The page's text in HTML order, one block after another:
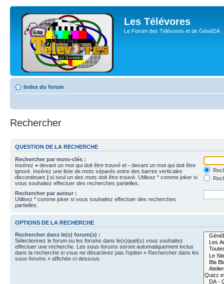
Les Télévores
Le Forum des Télévores et de GénéDA
Index du forum
Rechercher
QUESTION DE LA RECHERCHE
Rechercher par mots-clés :
Insérez + devant un mot qui doit être trouvé et - devant un mot qui doit être
ignoré. Insérez une liste de mots séparés entre des barres verticales
discontinues | si seul un des mots doit être trouvé. Utilisez * comme joker si
vous souhaitez effectuer des recherches partielles.
Rechercher par auteur :
Utilisez * comme joker si vous souhaitez effectuer des recherches
partielles.
OPTIONS DE LA RECHERCHE
Rechercher dans le(s) forum(s) :
Sélectionnez le forum ou les forums dans le(s)quel(s) vous souhaitez
effectuer une recherche. Les sous-forums seront automatiquement inclus
dans la recherche si vous ne désactivez pas l’option « Rechercher dans les
sous-forums » affichée ci-dessous.